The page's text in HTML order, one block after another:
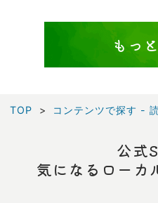
もっ
TOP コンテンツで探す -
公式
気になるローカ